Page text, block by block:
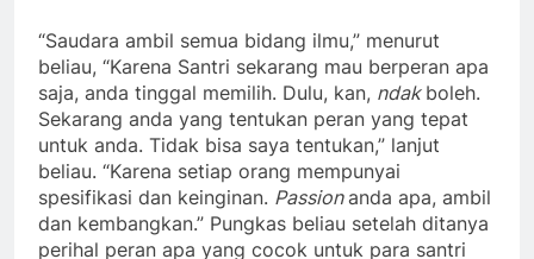
“Saudara ambil semua bidang ilmu,” menurut
beliau, “Karena Santri sekarang mau berperan apa
saja, anda tinggal memilih. Dulu, kan, ndak boleh.
Sekarang anda yang tentukan peran yang tepat
untuk anda. Tidak bisa saya tentukan,” lanjut
beliau. “Karena setiap orang mempunyai
spesifikasi dan keinginan. Passionanda apa, ambil
dan kembangkan.” Pungkas beliau setelah ditanya
perihal peran apa yang cocok untuk para santri